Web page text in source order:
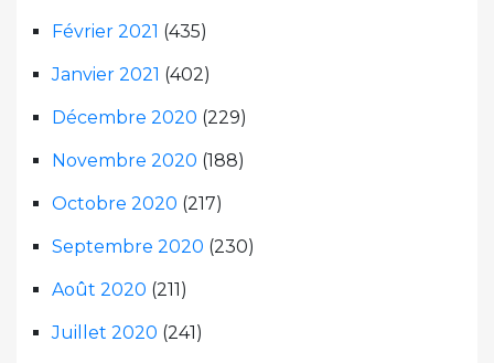
Février 2021 (435)
Janvier 2021 (402)
Décembre 2020 (229)
Novembre 2020 (188)
Octobre 2020 (217)
Septembre 2020 (230)
Août 2020 (211)
Juillet 2020 (241)